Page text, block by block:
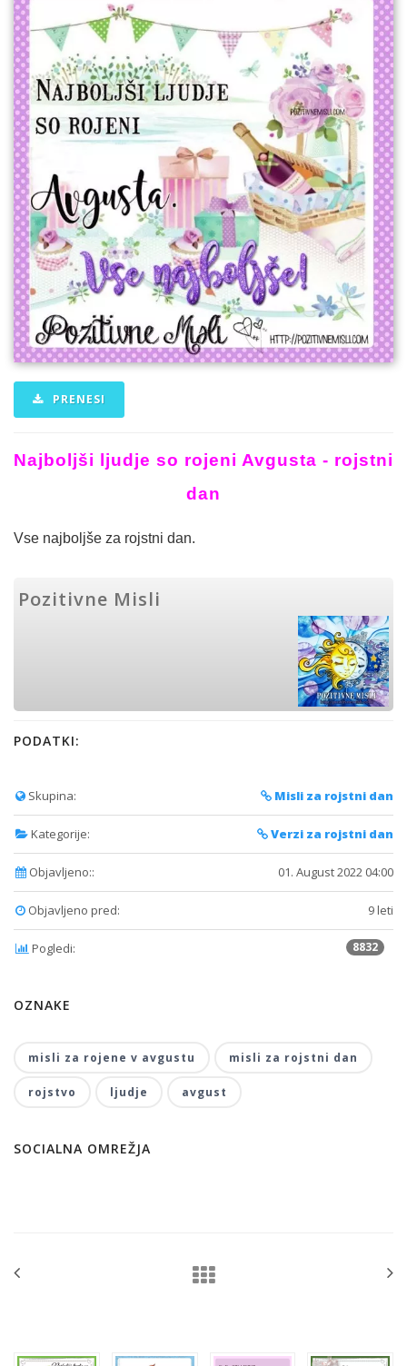
PRENESI
Najboljši ljudje so rojeni Avgusta - rojstni
dan
Vse najboljše za rojstni dan.
Pozitivne Misli
PODATKI:
Skupina: Misli za rojstni dan
Kategorije: Verzi za rojstni dan
Objavljeno:: 01. August 2022 04:00
Objavljeno pred: 9 leti
Pogledi: 8832
OZNAKE
misli za rojene v avgustu misli za rojstni dan
rojstvo ljudje avgust
SOCIALNA OMREŽJA